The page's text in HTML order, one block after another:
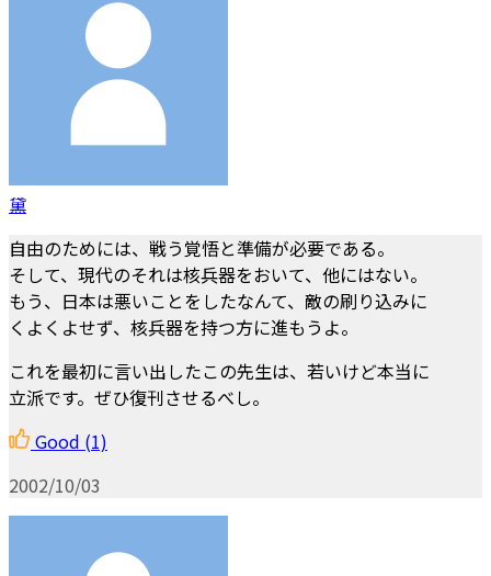
黛
自由のためには、戦う覚悟と準備が必要である。
そして、現代のそれは核兵器をおいて、他にはない。
もう、日本は悪いことをしたなんて、敵の刷り込みに
くよくよせず、核兵器を持つ方に進もうよ。
これを最初に言い出したこの先生は、若いけど本当に
立派です。ぜひ復刊させるべし。
Good (1)
2002/10/03